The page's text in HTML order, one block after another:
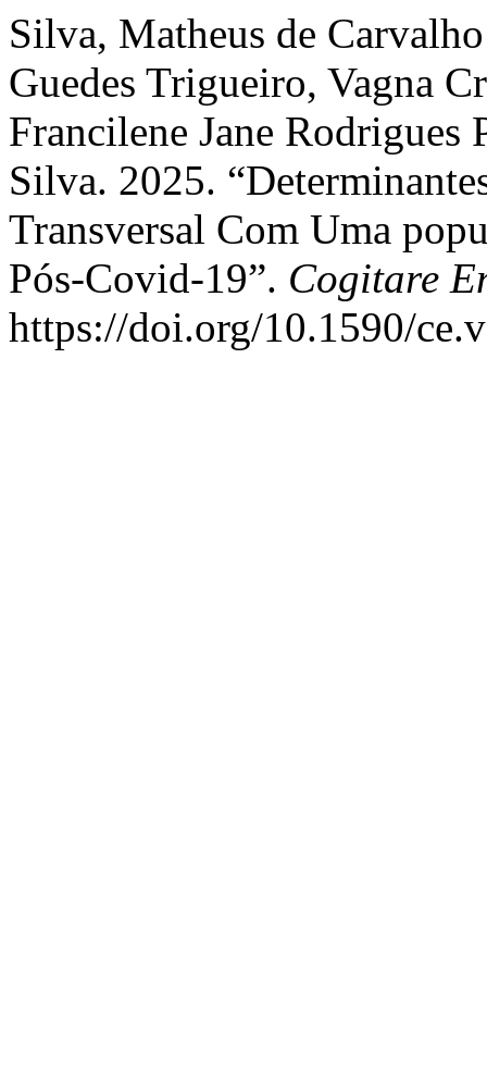
Silva, Matheus de
Guedes Trigueiro, Vagna
Francilene Jane Rodrigues
Silva. 2025.
Transversal Com Uma
Pós-Covid-19”. Cogitare
https://doi.org/10.1590/